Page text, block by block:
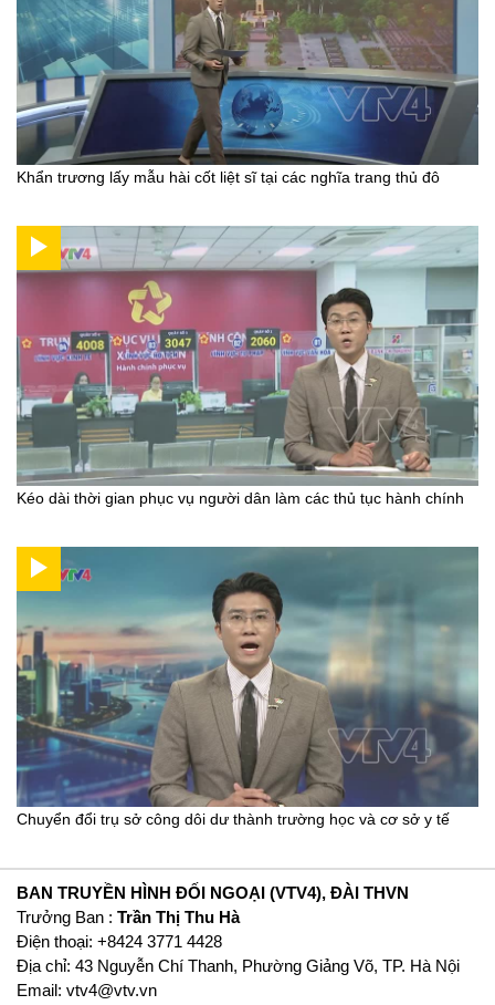
Khẩn trương lấy mẫu hài cốt liệt sĩ tại các nghĩa trang thủ đô
Kéo dài thời gian phục vụ người dân làm các thủ tục hành chính
Chuyển đổi trụ sở công dôi dư thành trường học và cơ sở y tế
BAN TRUYỀN HÌNH ĐỐI NGOẠI (VTV4), ĐÀI THVN
Trưởng Ban : Trần Thị Thu Hà
Ðiện thoại: +8424 3771 4428
Địa chỉ: 43 Nguyễn Chí Thanh, Phường Giảng Võ, TP. Hà Nội
Email: vtv4@vtv.vn